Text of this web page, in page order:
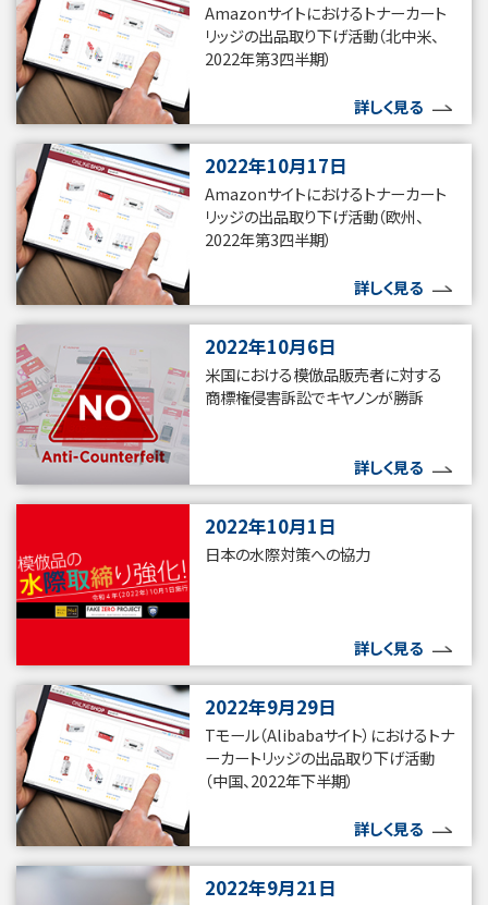
Amazonサイトにおけるトナーカート
リッジの出品取り下げ活動（北中米、
2022年第3四半期）
詳しく見る
2022年10月17日
Amazonサイトにおけるトナーカート
リッジの出品取り下げ活動（欧州、
2022年第3四半期）
詳しく見る
2022年10月6日
米国における模倣品販売者に対する
商標権侵害訴訟でキヤノンが勝訴
詳しく見る
2022年10月1日
日本の水際対策への協力
詳しく見る
2022年9月29日
Tモール（Alibabaサイト）におけるトナ
ーカートリッジの出品取り下げ活動
（中国、2022年下半期）
詳しく見る
2022年9月21日